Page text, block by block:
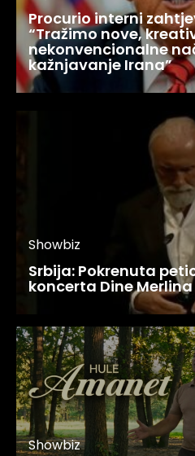
Procurio interni
“Tražimo nove,
nekonvencionalne
kažnjavanje Irana”
Showbiz
Srbija: Pokrenuta
koncerta Dine Merlina
Showbiz